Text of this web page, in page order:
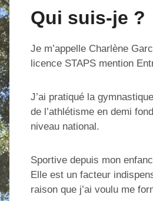
Qui suis-je ?
Je m’appelle Charlène
licence STAPS mention
J’ai pratiqué la
de l’athlétisme en demi
niveau national.
Sportive depuis mon
Elle est un facteur
raison que j’ai voulu me